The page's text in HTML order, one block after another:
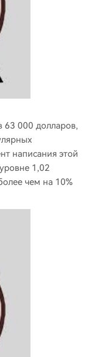
63 000 долларов,
написания этой
1,02
чем на 10%